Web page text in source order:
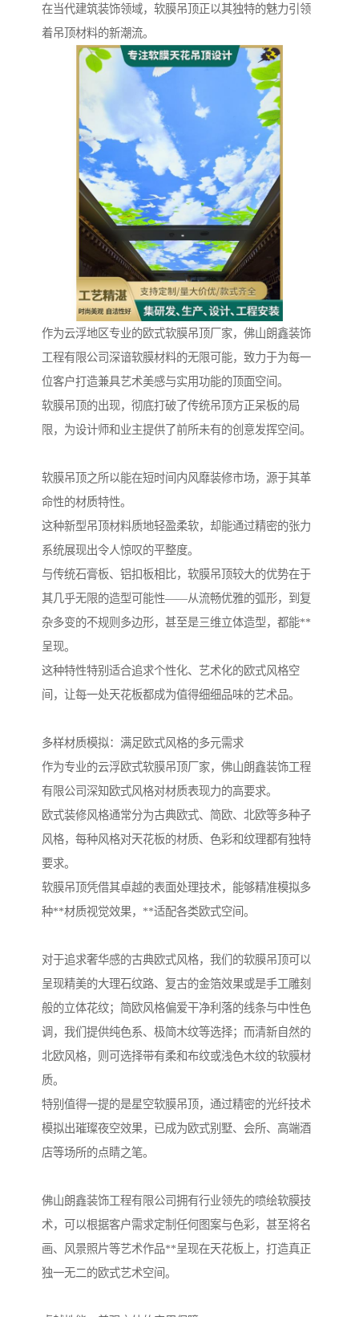
在当代建筑装饰领域，软膜吊顶正以其独特的魅力引领
着吊顶材料的新潮流。
作为云浮地区专业的欧式软膜吊顶厂家，佛山朗鑫装饰
工程有限公司深谙软膜材料的无限可能，致力于为每一
位客户打造兼具艺术美感与实用功能的顶面空间。
软膜吊顶的出现，彻底打破了传统吊顶方正呆板的局
限，为设计师和业主提供了前所未有的创意发挥空间。
软膜吊顶之所以能在短时间内风靡装修市场，源于其革
命性的材质特性。
这种新型吊顶材料质地轻盈柔软，却能通过精密的张力
系统展现出令人惊叹的平整度。
与传统石膏板、铝扣板相比，软膜吊顶较大的优势在于
其几乎无限的造型可能性——从流畅优雅的弧形，到复
杂多变的不规则多边形，甚至是三维立体造型，都能**
呈现。
这种特性特别适合追求个性化、艺术化的欧式风格空
间，让每一处天花板都成为值得细细品味的艺术品。
多样材质模拟：满足欧式风格的多元需求
作为专业的云浮欧式软膜吊顶厂家，佛山朗鑫装饰工程
有限公司深知欧式风格对材质表现力的高要求。
欧式装修风格通常分为古典欧式、简欧、北欧等多种子
风格，每种风格对天花板的材质、色彩和纹理都有独特
要求。
软膜吊顶凭借其卓越的表面处理技术，能够精准模拟多
种**材质视觉效果，**适配各类欧式空间。
对于追求奢华感的古典欧式风格，我们的软膜吊顶可以
呈现精美的大理石纹路、复古的金箔效果或是手工雕刻
般的立体花纹；简欧风格偏爱干净利落的线条与中性色
调，我们提供纯色系、极简木纹等选择；而清新自然的
北欧风格，则可选择带有柔和布纹或浅色木纹的软膜材
质。
特别值得一提的是星空软膜吊顶，通过精密的光纤技术
模拟出璀璨夜空效果，已成为欧式别墅、会所、高端酒
店等场所的点睛之笔。
佛山朗鑫装饰工程有限公司拥有行业领先的喷绘软膜技
术，可以根据客户需求定制任何图案与色彩，甚至将名
画、风景照片等艺术作品**呈现在天花板上，打造真正
独一无二的欧式艺术空间。